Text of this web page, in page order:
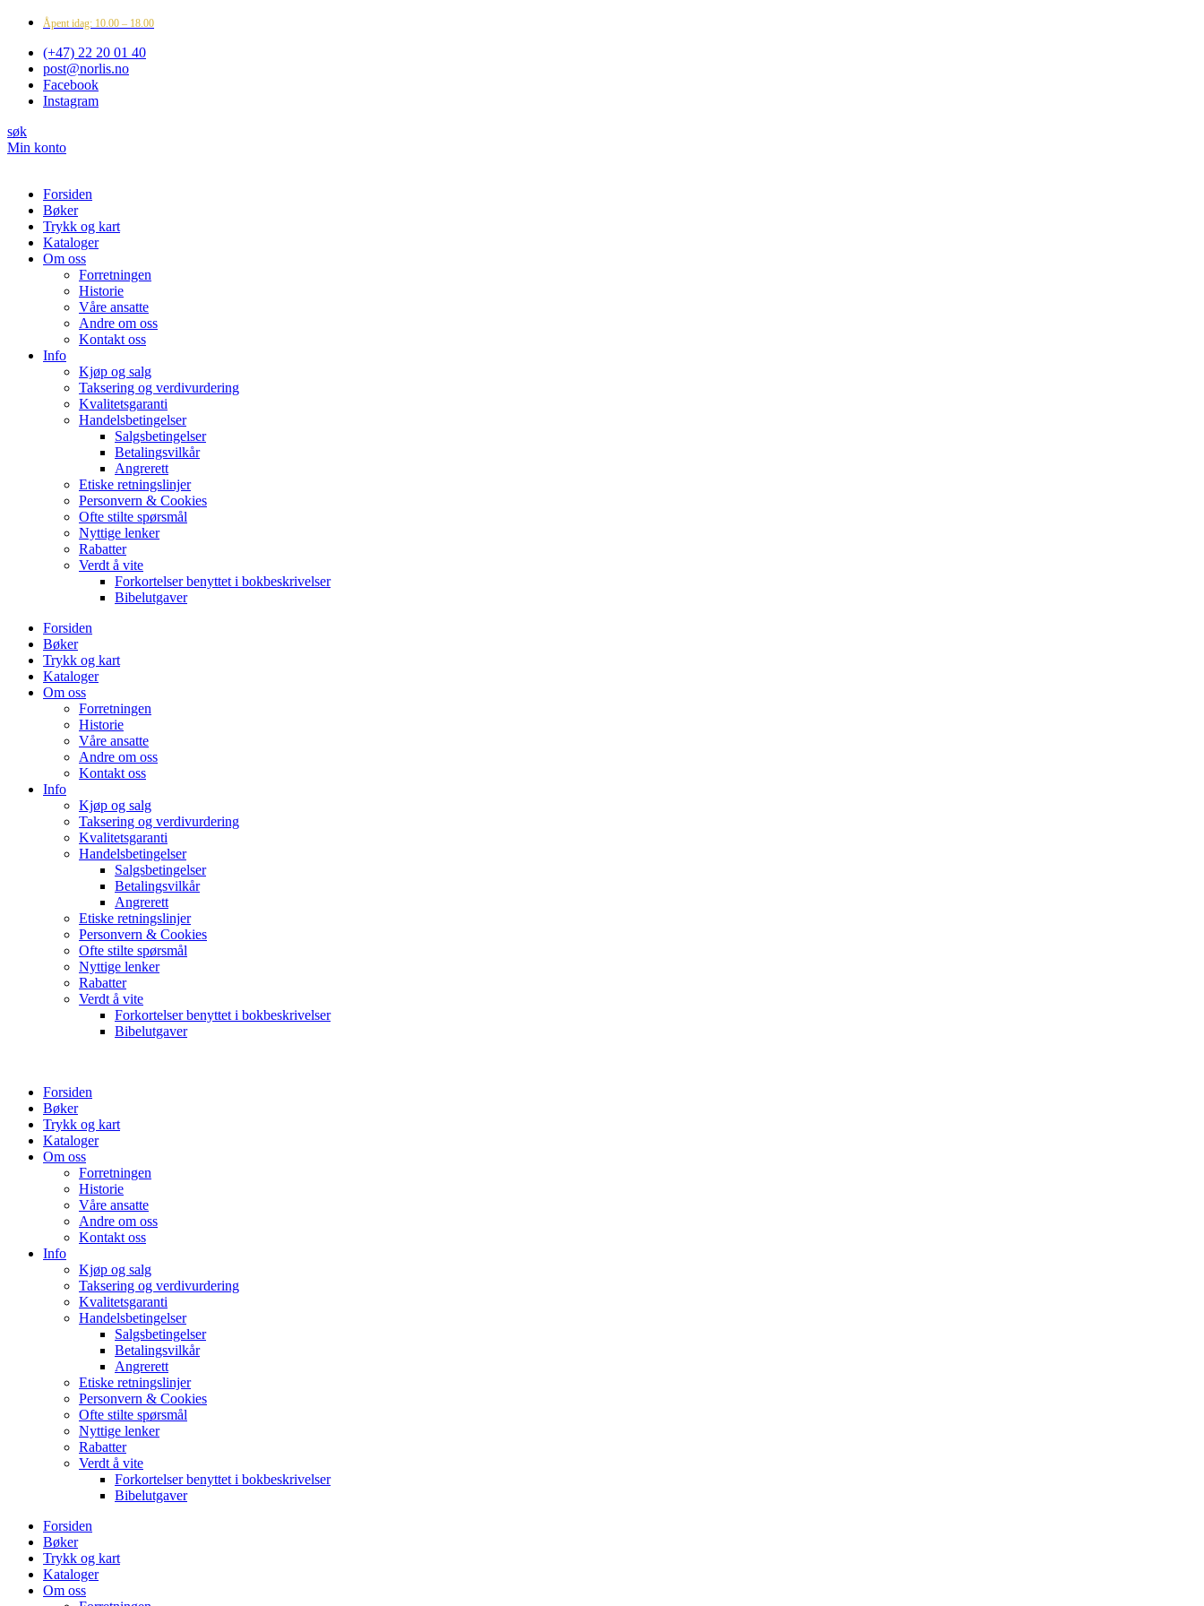
Åpent idag: 10.00 – 18.00
(+47) 22 20 01 40
post@norlis.no
Facebook
Instagram
søk
Min konto
Forsiden
Bøker
Trykk og kart
Kataloger
Om oss
Forretningen
Historie
Våre ansatte
Andre om oss
Kontakt oss
Info
Kjøp og salg
Taksering og verdivurdering
Kvalitetsgaranti
Handelsbetingelser
Salgsbetingelser
Betalingsvilkår
Angrerett
Etiske retningslinjer
Personvern & Cookies
Ofte stilte spørsmål
Nyttige lenker
Rabatter
Verdt å vite
Forkortelser benyttet i bokbeskrivelser
Bibelutgaver
Forsiden
Bøker
Trykk og kart
Kataloger
Om oss
Forretningen
Historie
Våre ansatte
Andre om oss
Kontakt oss
Info
Kjøp og salg
Taksering og verdivurdering
Kvalitetsgaranti
Handelsbetingelser
Salgsbetingelser
Betalingsvilkår
Angrerett
Etiske retningslinjer
Personvern & Cookies
Ofte stilte spørsmål
Nyttige lenker
Rabatter
Verdt å vite
Forkortelser benyttet i bokbeskrivelser
Bibelutgaver
Forsiden
Bøker
Trykk og kart
Kataloger
Om oss
Forretningen
Historie
Våre ansatte
Andre om oss
Kontakt oss
Info
Kjøp og salg
Taksering og verdivurdering
Kvalitetsgaranti
Handelsbetingelser
Salgsbetingelser
Betalingsvilkår
Angrerett
Etiske retningslinjer
Personvern & Cookies
Ofte stilte spørsmål
Nyttige lenker
Rabatter
Verdt å vite
Forkortelser benyttet i bokbeskrivelser
Bibelutgaver
Forsiden
Bøker
Trykk og kart
Kataloger
Om oss